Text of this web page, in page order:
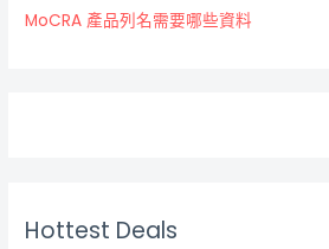
MoCRA 產品列名需要哪些資料
Hottest Deals